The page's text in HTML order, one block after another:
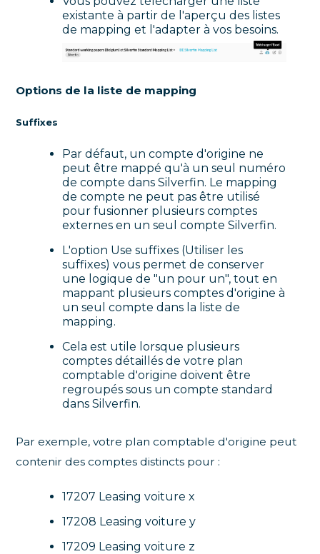
existante à partir de l'aperçu des listes
de mapping et l'adapter à vos besoins.
Options de la liste de mapping
Suffixes
Par défaut, un compte d'origine ne
peut être mappé qu'à un seul numéro
de compte dans Silverfin. Le mapping
de compte ne peut pas être utilisé
pour fusionner plusieurs comptes
externes en un seul compte Silverfin.
L'option Use suffixes (Utiliser les
suffixes) vous permet de conserver
une logique de "un pour un", tout en
mappant plusieurs comptes d'origine à
un seul compte dans la liste de
mapping.
Cela est utile lorsque plusieurs
comptes détaillés de votre plan
comptable d'origine doivent être
regroupés sous un compte standard
dans Silverfin.
Par exemple, votre plan comptable d'origine peut
contenir des comptes distincts pour :
17207 Leasing voiture x
17208 Leasing voiture y
17209 Leasing voiture z